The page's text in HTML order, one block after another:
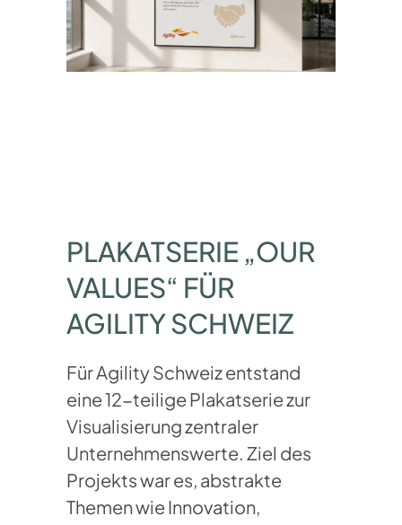
PLAKATSERIE „OUR
VALUES“ FÜR
AGILITY SCHWEIZ
Für Agility Schweiz entstand
eine 12-teilige Plakatserie zur
Visualisierung zentraler
Unternehmenswerte. Ziel des
Projekts war es, abstrakte
Themen wie Innovation,